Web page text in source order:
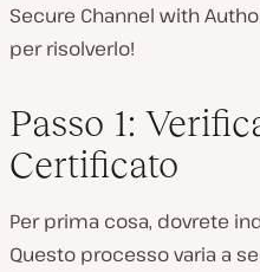
Secure Channel with
per risolverlo!
Passo 1:
Certificato
Per prima cosa, dovrete
Questo processo varia a